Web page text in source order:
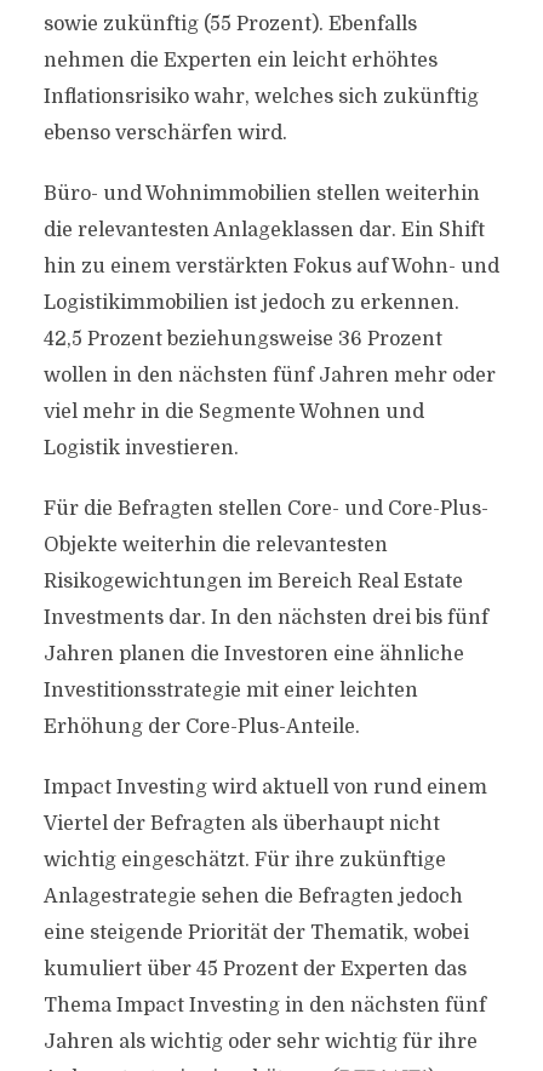
sowie zukünftig (55 Prozent). Ebenfalls
nehmen die Experten ein leicht erhöhtes
Inflationsrisiko wahr, welches sich zukünftig
ebenso verschärfen wird.
Büro- und Wohnimmobilien stellen weiterhin
die relevantesten Anlageklassen dar. Ein Shift
hin zu einem verstärkten Fokus auf Wohn- und
Logistikimmobilien ist jedoch zu erkennen.
42,5 Prozent beziehungsweise 36 Prozent
wollen in den nächsten fünf Jahren mehr oder
viel mehr in die Segmente Wohnen und
Logistik investieren.
Für die Befragten stellen Core- und Core-Plus-
Objekte weiterhin die relevantesten
Risikogewichtungen im Bereich Real Estate
Investments dar. In den nächsten drei bis fünf
Jahren planen die Investoren eine ähnliche
Investitionsstrategie mit einer leichten
Erhöhung der Core-Plus-Anteile.
Impact Investing wird aktuell von rund einem
Viertel der Befragten als überhaupt nicht
wichtig eingeschätzt. Für ihre zukünftige
Anlagestrategie sehen die Befragten jedoch
eine steigende Priorität der Thematik, wobei
kumuliert über 45 Prozent der Experten das
Thema Impact Investing in den nächsten fünf
Jahren als wichtig oder sehr wichtig für ihre